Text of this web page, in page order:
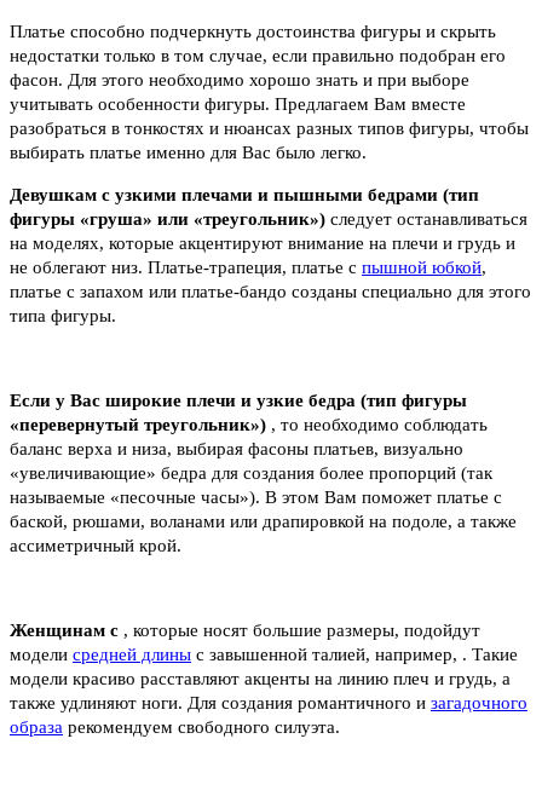
Платье способно подчеркнуть достоинства фигуры и скрыть
недостатки только в том случае, если правильно подобран его
фасон. Для этого необходимо хорошо знать и при выборе
учитывать особенности фигуры. Предлагаем Вам вместе
разобраться в тонкостях и нюансах разных типов фигуры, чтобы
выбирать платье именно для Вас было легко.
Девушкам с узкими плечами и пышными бедрами (тип
фигуры «груша» или «треугольник») следует останавливаться
на моделях, которые акцентируют внимание на плечи и грудь и
не облегают низ. Платье-трапеция, платье с пышной юбкой,
платье с запахом или платье-бандо созданы специально для этого
типа фигуры.
Если у Вас широкие плечи и узкие бедра (тип фигуры
«перевернутый треугольник») , то необходимо соблюдать
баланс верха и низа, выбирая фасоны платьев, визуально
«увеличивающие» бедра для создания более пропорций (так
называемые «песочные часы»). В этом Вам поможет платье с
баской, рюшами, воланами или драпировкой на подоле, а также
ассиметричный крой.
Женщинам с , которые носят большие размеры, подойдут
модели средней длины с завышенной талией, например, . Такие
модели красиво расставляют акценты на линию плеч и грудь, а
также удлиняют ноги. Для создания романтичного и загадочного
образа рекомендуем свободного силуэта.